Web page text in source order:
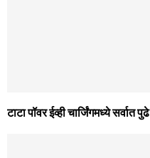
टाटा पॉवर ईव्ही चार्जिंगमध्ये सर्वात पुढे